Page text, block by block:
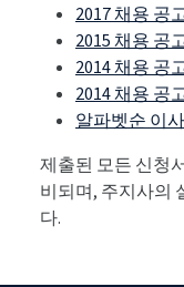
2017 채용 공
2015 채용 공
2014 채용 공
2014 채용 공
알파벳순 이
제출된 모든 신청
비되며, 주지사의
다.